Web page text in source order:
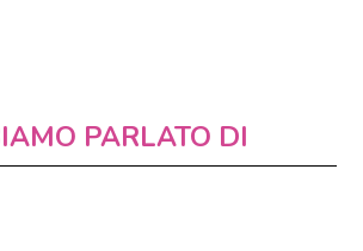
PARLATO DI